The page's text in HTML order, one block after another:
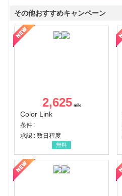
その他おすすめキャンペーン
2,625
Color Link
条件 :
承認 : 数日程度
無料